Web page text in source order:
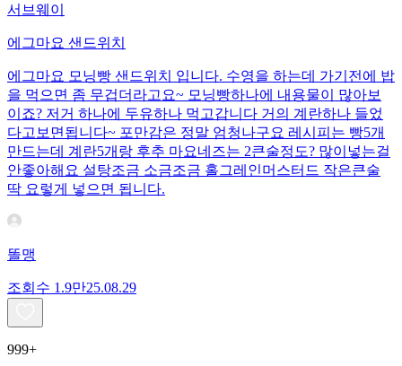
서브웨이
에그마요 샌드위치
에그마요 모닝빵 샌드위치 입니다. 수영을 하는데 가기전에 밥
을 먹으면 좀 무겁더라고요~ 모닝빵하나에 내용물이 많아보
이죠? 저거 하나에 두유하나 먹고갑니다 거의 계란하나 들었
다고보면됩니다~ 포만감은 정말 엄청나구요 레시피는 빵5개
만드는데 계란5개랑 후추 마요네즈는 2큰술정도? 많이넣는걸
안좋아해요 설탕조금 소금조금 홀그레인머스터드 작은큰술
딱 요렇게 넣으면 됩니다.
똘맹
조회수 1.9만25.08.29
999+